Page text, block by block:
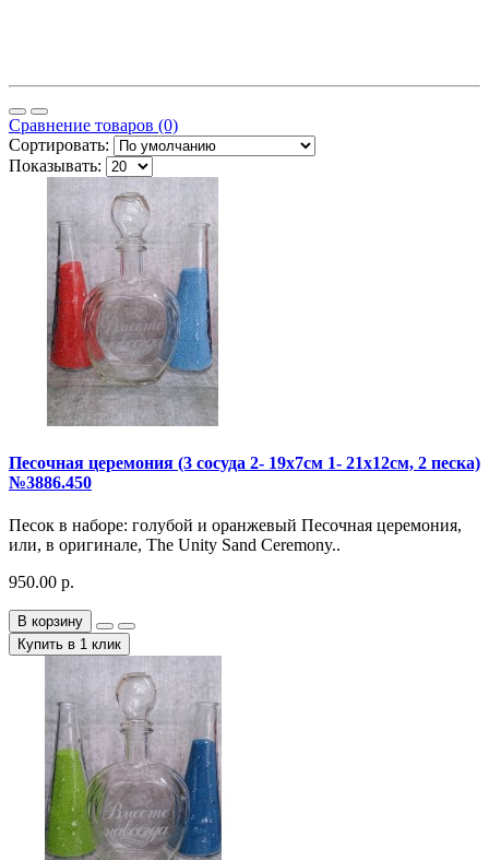
Сравнение товаров (0)
Сортировать:
Показывать:
Песочная церемония (3 сосуда 2- 19х7см 1- 21х12см, 2 песка)
№3886.450
Песок в наборе: голубой и оранжевый Песочная церемония,
или, в оригинале, The Unity Sand Ceremony..
950.00 р.
В корзину
Купить в 1 клик